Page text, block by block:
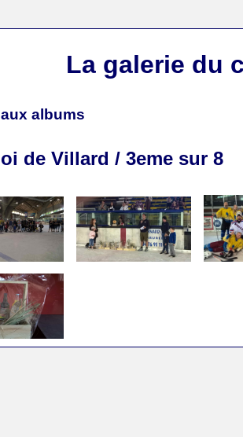
La galerie du
albums
de Villard / 3eme sur 8